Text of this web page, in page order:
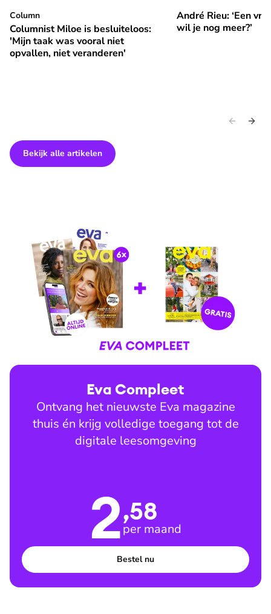
Columnist Miloe is besluiteloos: 'Mijn taak was vooral niet
⭐ Premium
Column
Columnist Miloe is besluiteloos:
'Mijn taak was vooral niet
opvallen, niet veranderen'
André Rieu: ‘Een
⭐Premium
André Rieu: ‘Een
wil je nog meer?’
Bekijk alle artikelen
Eva Compleet
Ontvang het nieuwste Eva magazine
thuis én krijg volledige toegang tot de
digitale leesomgeving
2,58
per maand
Bestel nu